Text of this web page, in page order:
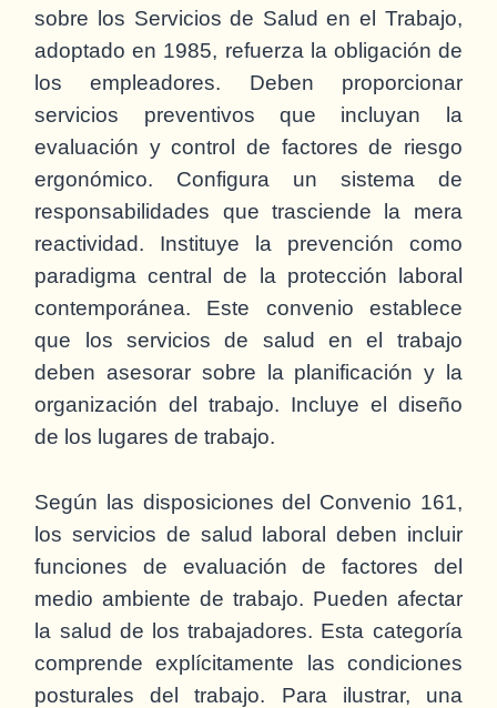
sobre los Servicios de Salud en el Trabajo,
adoptado en 1985, refuerza la obligación de
los empleadores. Deben proporcionar
servicios preventivos que incluyan la
evaluación y control de factores de riesgo
ergonómico. Configura un sistema de
responsabilidades que trasciende la mera
reactividad. Instituye la prevención como
paradigma central de la protección laboral
contemporánea. Este convenio establece
que los servicios de salud en el trabajo
deben asesorar sobre la planificación y la
organización del trabajo. Incluye el diseño
de los lugares de trabajo.
Según las disposiciones del Convenio 161,
los servicios de salud laboral deben incluir
funciones de evaluación de factores del
medio ambiente de trabajo. Pueden afectar
la salud de los trabajadores. Esta categoría
comprende explícitamente las condiciones
posturales del trabajo. Para ilustrar, una